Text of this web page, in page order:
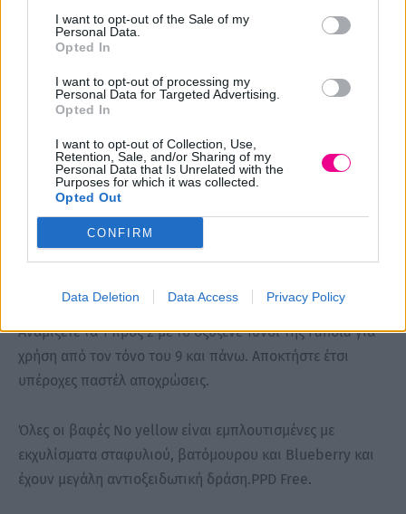
I want to opt-out of the Sale of my
Personal Data.
Opted In
I want to opt-out of processing my
Personal Data for Targeted Advertising.
Opted In
I want to opt-out of Collection, Use,
Retention, Sale, and/or Sharing of my
Personal Data that Is Unrelated with the
Purposes for which it was collected.
Opted Out
CONFIRM
Data Deletion Data Access Privacy Policy
αποτελέσματα στα ξανθά μαλλιά. Μπορείτε να κάνετε
μείξη με την μάσκα No orange ή την μάσκα no Yellow για
Τρόπος χρήσης με τις μάσκες:
0% μάσκα + 100% toner: Έντονος crazy χρωματισμός (30
λεπτά αναμονή)
50% μάσκα + 50% toner: Μεσαία προς παστέλ απόχρωση
(20 λεπτά αναμονή)
90% μάσκα + 10% toner: παστέλ απόχρωση (10 λεπτά
αναμονή).
Περιλαμβάνει 2 παστέλ αποχρώσεις ροζ και ροζ gold.
Αναμίξετε τα 1 προς 2 με το οξυζενέ 10vol της Fanola για
χρήση από τον τόνο του 9 και πάνω. Αποκτήστε έτσι
υπέροχες παστέλ αποχρώσεις.
Όλες οι βαφές No yellow είναι εμπλουτισμένες με
εκχυλίσματα σταφυλιού, βατόμουρου και Blueberry και
έχουν μεγάλη αντιοξειδωτική δράση.PPD Free.